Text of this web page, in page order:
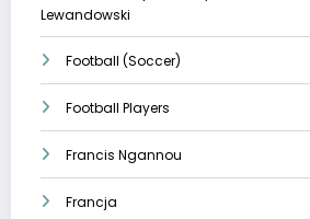
Lewandowski
Football (Soccer)
Football Players
Francis Ngannou
Francja